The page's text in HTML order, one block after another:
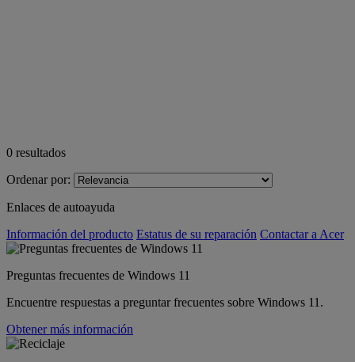
0 resultados
Ordenar por:
Enlaces de autoayuda
Información del producto Estatus de su reparación Contactar a Acer
Preguntas frecuentes de Windows 11
Encuentre respuestas a preguntar frecuentes sobre Windows 11.
Obtener más información